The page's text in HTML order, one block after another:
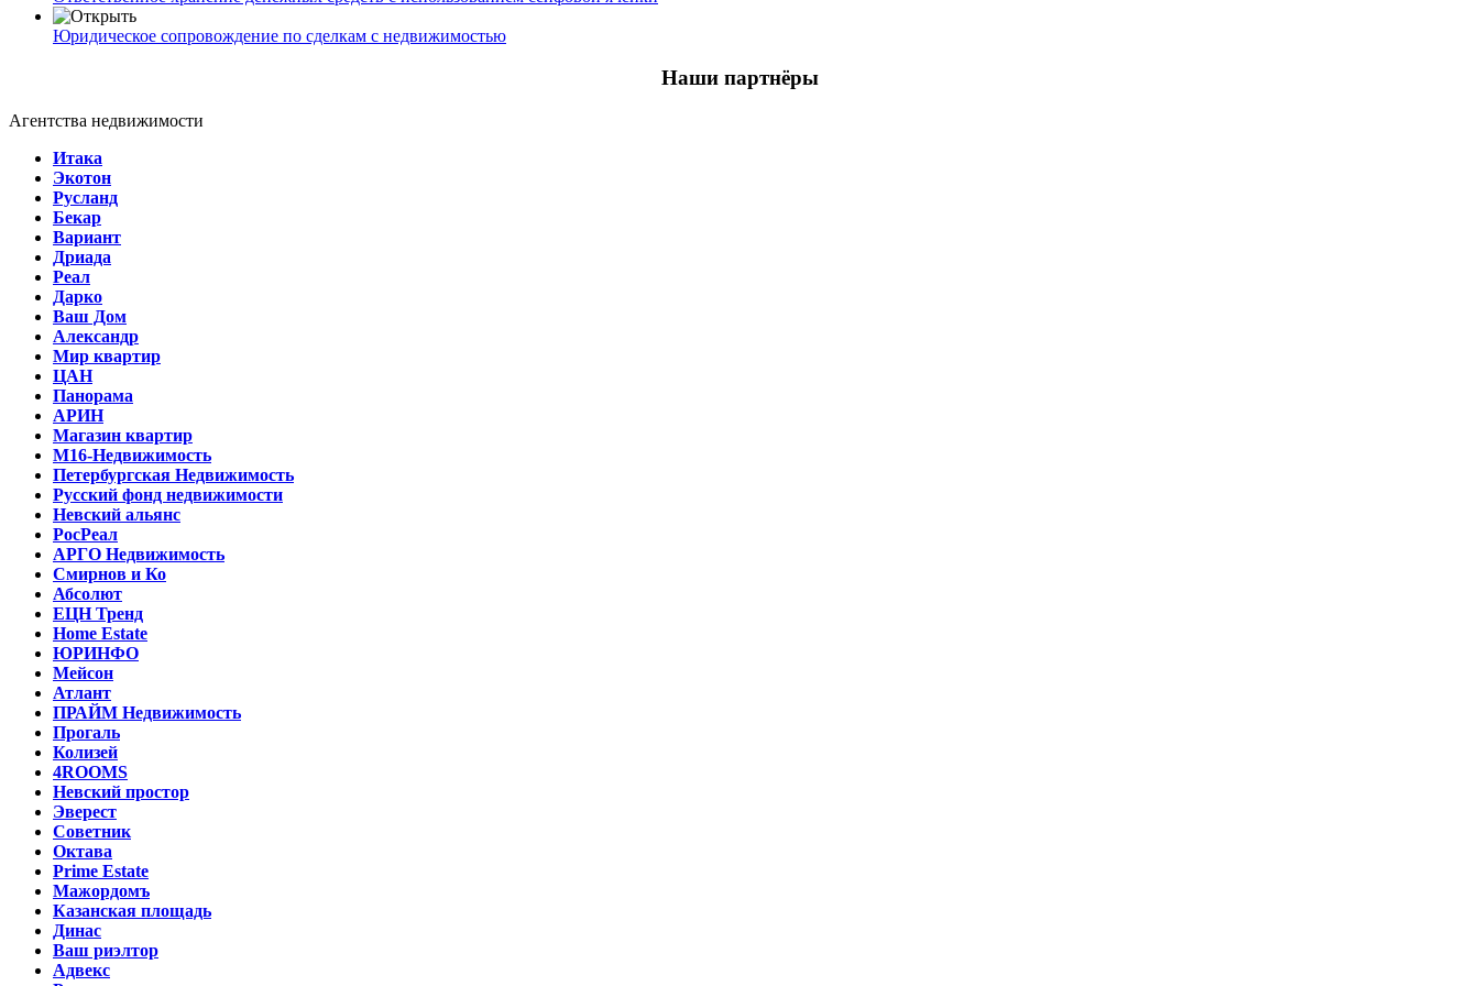
Юридическое сопровождение по сделкам с недвижимостью
Наши партнёры
Агентства недвижимости
Итака
Экотон
Русланд
Бекар
Вариант
Дриада
Реал
Дарко
Ваш Дом
Александр
Мир квартир
ЦАН
Панорама
АРИН
Магазин квартир
М16-Недвижимость
Петербургская Недвижимость
Русский фонд недвижимости
Невский альянс
РосРеал
АРГО Недвижимость
Смирнов и Ко
Абсолют
ЕЦН Тренд
Home Estate
ЮРИНФО
Мейсон
Атлант
ПРАЙМ Недвижимость
Прогаль
Колизей
4ROOMS
Невский простор
Эверест
Советник
Октава
Prime Estate
Мажордомъ
Казанская площадь
Динас
Ваш риэлтор
Адвекс